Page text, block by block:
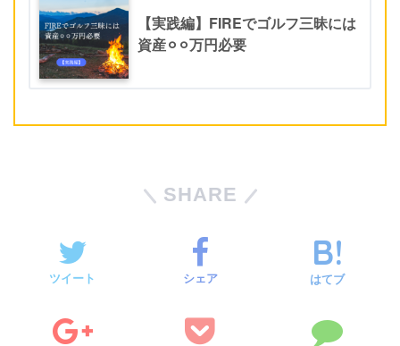
【実践編】FIREでゴルフ三昧には
資産⚪︎⚪︎万円必要
SHARE
ツイート シェア はてブ